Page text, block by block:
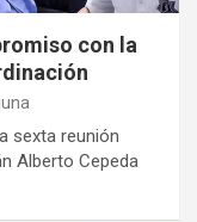
con la
sexta reunión
Alberto Cepeda